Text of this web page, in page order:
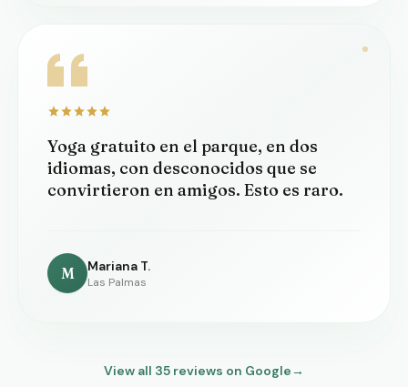
Yoga gratuito en el parque, en dos
idiomas, con desconocidos que se
convirtieron en amigos. Esto es raro.
M Mariana T.
Las Palmas
View all 35 reviews on Google→